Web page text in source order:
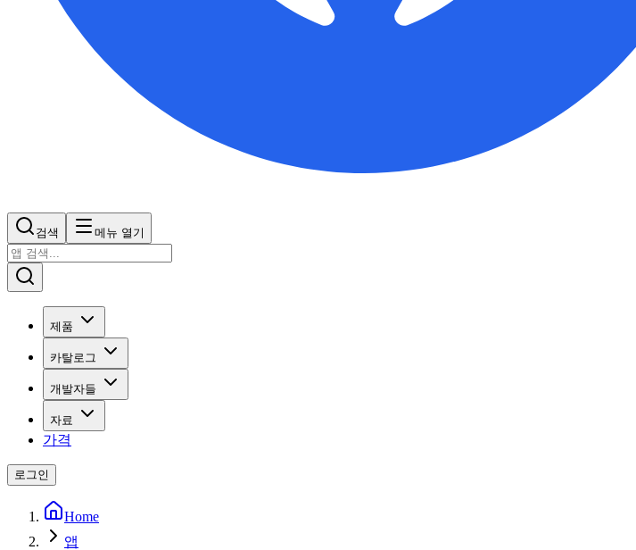
검색 메뉴 열기
제품
카탈로그
개발자들
자료
가격
로그인
Home
앱